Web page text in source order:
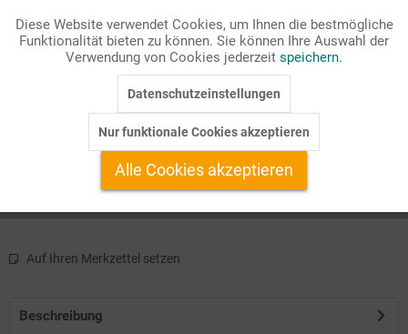
Mit dem Ende des Kalten Krieges schien ein Menschheitstraum
in greifbare Nähe zu rücken: eine Welt ohne Krieg. Dies hat sich
leider als Irrtum erwiesen, denn der Krieg ist nicht als solcher
Verfügbare Produktformate:
Auf Ihren Merkzettel setzen
Beschreibung
Marketing Inaktiv
Inaktiv
Diese Website verwendet Cookies, um Ihnen die bestmögliche
Funktionalität bieten zu können. Sie können Ihre Auswahl der
Verwendung von Cookies jederzeit speichern.
Datenschutzeinstellungen
Nur funktionale Cookies akzeptieren
Alle Cookies akzeptieren